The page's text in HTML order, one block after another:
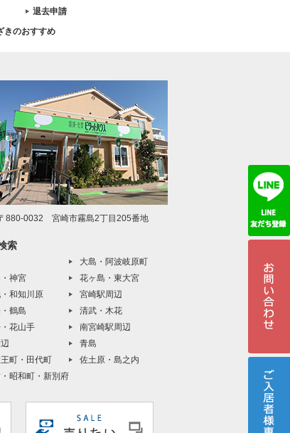
退去申請
きのおすすめ
880-0032 宮崎市霧島2丁目205番地
索
神宮
和知川原
鶴島
花山手
町・田代町
昭和町・新別府
大島・阿波岐原町
花ヶ島・東大宮
宮崎駅周辺
清武・木花
南宮崎駅周辺
青島
佐土原・島之内